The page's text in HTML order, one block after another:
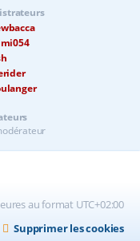
au format UTC+02:00
Supprimer les cookies